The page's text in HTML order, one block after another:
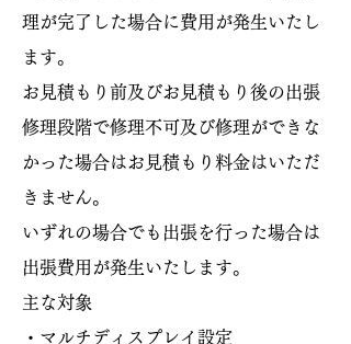
理が完了した場合に費用が発生いたし
ます。
お見積もり前及びお見積もり後の出張
修理段階で修理不可及び修理ができな
かった場合はお見積もり料金はいただ
きません。
​いずれの場合でも出張を行った場合は
出張費用が発生いたします。
主な対象
・ マルチディスプレイ設定